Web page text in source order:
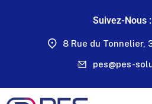
Suivez-Nous :
8 Rue du Tonnelier,
pes@pes-